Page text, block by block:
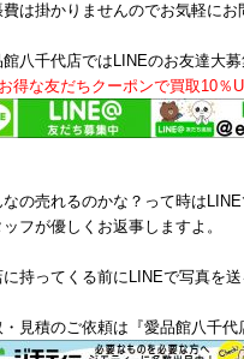
は掛かりませんのでお気軽にお
八千代店ではLINEのお友達大募
得な友だちクーポンで買取10％
なの売れるのかな？って時はLINE
ッフが優しくお返事しますよ。
に持ってくる前にLINEで写真を送
・見積のご依頼は『愛品館八千代